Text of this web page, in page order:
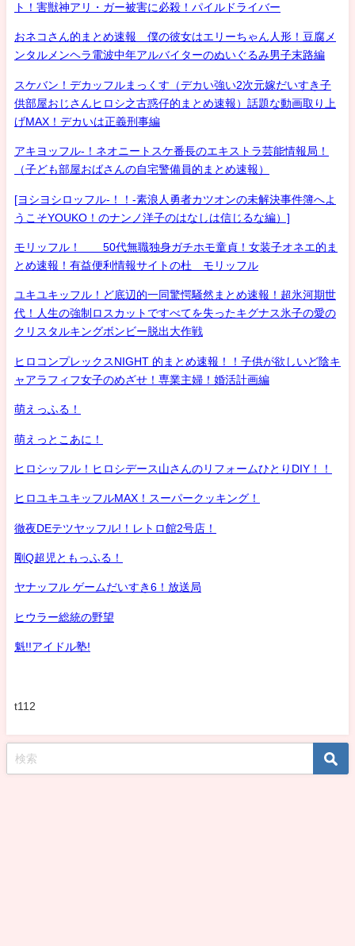
ト！害獣神アリ・ガー被害に必殺！パイルドライバー
おネコさん的まとめ速報 僕の彼女はエリーちゃん人形！豆腐メ
ンタルメンヘラ電波中年アルバイターのぬいぐるみ男子末路編
スケバン！デカッフルまっくす（デカい強い2次元嫁だいすき子
供部屋おじさんヒロシ之古惑仔的まとめ速報）話題な動画取り上
げMAX！デカいは正義刑事編
アキヨッフル-！ネオニートスケ番長のエキストラ芸能情報局！
（子ども部屋おばさんの自宅警備員的まとめ速報）
[ヨシヨシロッフル-！！-素浪人勇者カツオンの未解決事件簿へよ
うこそYOUKO！のナンノ洋子のはなしは信じるな編）]
モリッフル！ 50代無職独身ガチホモ童貞！女装子オネエ的ま
とめ速報！有益便利情報サイトの杜 モリッフル
ユキユキッフル！ど底辺的一同驚愕騒然まとめ速報！超氷河期世
代！人生の強制ロスカットですべてを失ったキグナス氷子の愛の
クリスタルキングボンビー脱出大作戦
ヒロコンプレックスNIGHT 的まとめ速報！！子供が欲しいど陰キ
ャアラフィフ女子のめざせ！専業主婦！婚活計画編
萌えっふる！
萌えっとこあに！
ヒロシッフル！ヒロシデース山さんのリフォームひとりDIY！！
ヒロユキユキッフルMAX！スーパークッキング！
徹夜DEテツヤッフル!！レトロ館2号店！
剛Q超児ともっふる！
ヤナッフル ゲームだいすき6！放送局
ヒウラー総統の野望
魁!!アイドル塾!
t112